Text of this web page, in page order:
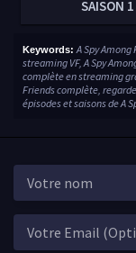
SAISON 1
Keywords: A Spy
streaming VF, A Spy
complète en streaming
Friends complète,
épisodes et saisons de A